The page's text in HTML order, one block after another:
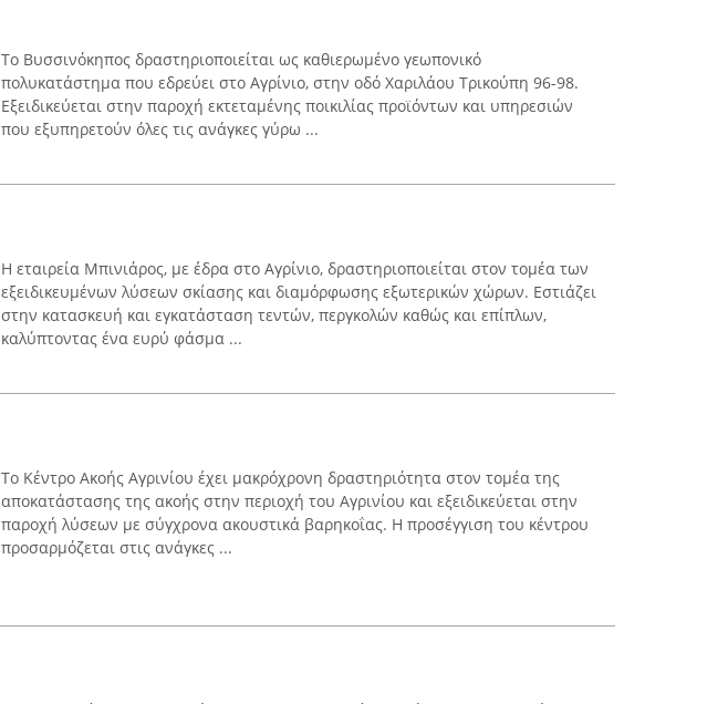
Το Βυσσινόκηπος δραστηριοποιείται ως καθιερωμένο γεωπονικό
πολυκατάστημα που εδρεύει στο Αγρίνιο, στην οδό Χαριλάου Τρικούπη 96-98.
Eξειδικεύεται στην παροχή εκτεταμένης ποικιλίας προϊόντων και υπηρεσιών
που εξυπηρετούν όλες τις ανάγκες γύρω ...
Η εταιρεία Μπινιάρος, με έδρα στο Αγρίνιο, δραστηριοποιείται στον τομέα των
εξειδικευμένων λύσεων σκίασης και διαμόρφωσης εξωτερικών χώρων. Εστιάζει
στην κατασκευή και εγκατάσταση τεντών, περγκολών καθώς και επίπλων,
καλύπτοντας ένα ευρύ φάσμα ...
Το Κέντρο Ακοής Αγρινίου έχει μακρόχρονη δραστηριότητα στον τομέα της
αποκατάστασης της ακοής στην περιοχή του Αγρινίου και εξειδικεύεται στην
παροχή λύσεων με σύγχρονα ακουστικά βαρηκοΐας. Η προσέγγιση του κέντρου
προσαρμόζεται στις ανάγκες ...